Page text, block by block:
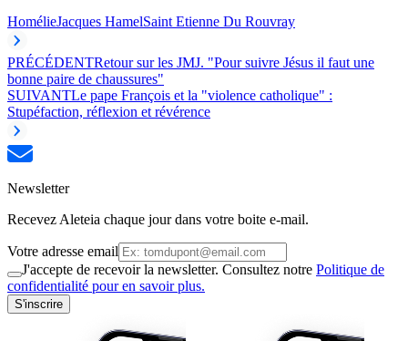
HomélieJacques HamelSaint Etienne Du Rouvray
PRÉCÉDENTRetour sur les JMJ. "Pour suivre Jésus il faut une
bonne paire de chaussures"
SUIVANTLe pape François et la "violence catholique" :
Stupéfaction, réflexion et révérence
Newsletter
Recevez Aleteia chaque jour dans votre boite e-mail.
Votre adresse email
J'accepte de recevoir la newsletter. Consultez notre Politique de
confidentialité pour en savoir plus.
S'inscrire